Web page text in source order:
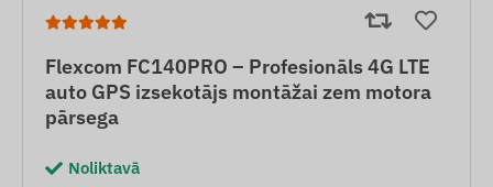
Flexcom FC140PRO – Profesionāls 4G LTE
auto GPS izsekotājs montāžai zem motora
pārsega
Noliktavā